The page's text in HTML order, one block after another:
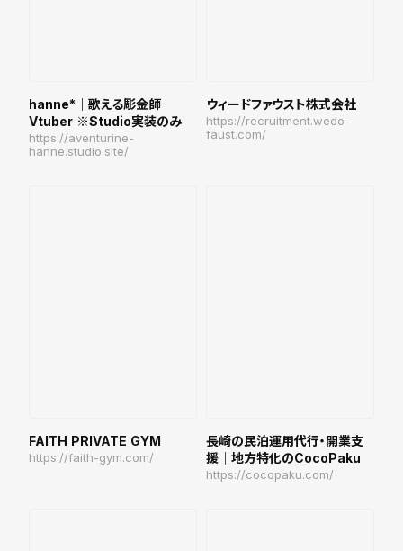
hanne*｜歌える彫金師
Vtuber ※Studio実装のみ
https://aventurine-
hanne.studio.site/
ウィードファウスト株式会社
https://recruitment.wedo-
faust.com/
FAITH PRIVATE GYM
https://faith-gym.com/
長崎の民泊運用代行・開業支
援｜地方特化のCocoPaku
https://cocopaku.com/